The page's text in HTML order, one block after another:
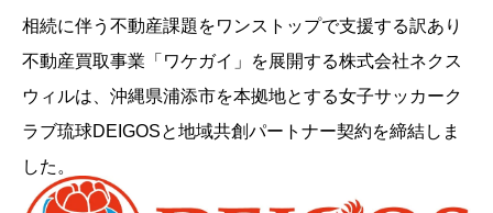
相続に伴う不動産課題をワンストップで支援する訳あり
不動産買取事業「ワケガイ」を展開する株式会社ネクス
ウィルは、沖縄県浦添市を本拠地とする女子サッカーク
ラブ琉球DEIGOSと地域共創パートナー契約を締結しま
した。